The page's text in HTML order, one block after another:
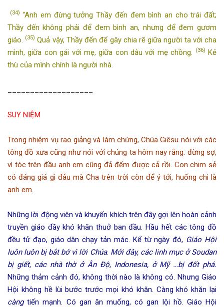
(34) “Anh em đừng tưởng Thầy đến đem bình an cho trái đất;
Thầy đến không phải để đem bình an, nhưng để đem gươm
giáo. (35) Quả vậy, Thầy đến để gây chia rẽ giữa người ta với cha
mình, giữa con gái với mẹ, giữa con dâu với mẹ chồng.
(36) Kẻ
thù của mình chính là người nhà.
SUY NIỆM
Trong nhiệm vụ rao giảng và làm chứng, Chúa Giêsu nói với các
tông đồ xưa cũng như nói với chúng ta hôm nay rằng: đừng sợ,
vì tóc trên đầu anh em cũng đả đếm được cả rồi. Con chim sẻ
có đáng giá gì đâu mà Cha trên trời còn để ý tới, huống chi là
anh em.
Những lời động viên và khuyến khích trên đây gợi lên hoàn cảnh
truyền giáo đầy khó khăn thuở ban đầu. Hầu hết các tông đồ
đều tử đạo, giáo dân chạy tản mác. Kể từ ngày đó, Giáo Hội
luôn luôn bị bắt bớ vì lời Chúa. Mới đây, các linh mục ở Soudan
bị giết, các nhà thờ ở Ân Độ, Indonesia, ở Mỹ …bị đốt phá.
Những thảm cảnh đó, không thời nào là không có. Nhưng Giáo
Hội không hề lùi bước trước mọi khó khăn. Càng khó khăn lại
càngtiến mạnh. Có gan ăn muống, có gan lội hồ. Giáo Hội